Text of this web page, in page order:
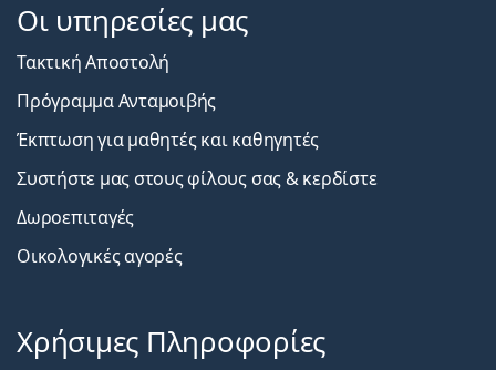
Οι υπηρεσίες μας
Τακτική Αποστολή
Πρόγραμμα Ανταμοιβής
Έκπτωση για μαθητές και καθηγητές
Συστήστε μας στους φίλους σας & κερδίστε
Δωροεπιταγές
Οικολογικές αγορές
Χρήσιμες Πληροφορίες